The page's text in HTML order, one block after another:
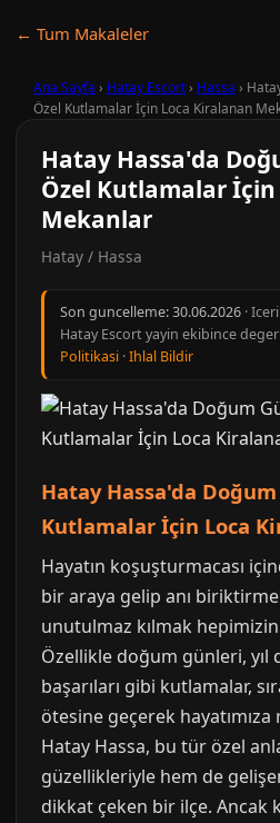
← Tum Makaleler
Ana Sayfa › Hatay Escort› Hassa ›
Özel Kutlamalar İçin Loca Kiralanan
Hatay Hassa'da
Özel Kutlamalar
Mekanlar
Hatay / Hassa
Son guncelleme:30.06.2026 ·
Hatay Escort yayin ekibince
Politikasi ·Ihlal Bildir
Hatay Hassa'da
Kutlamalar İçin Loca
Hayatın koşuşturmacası
bir araya gelip anı
unutulmaz kılmak
Özellikle doğum günleri, yıl
başarıları gibi kutlamalar,
ötesine geçerek
Hatay Hassa, bu tür özel
güzellikleriyle hem de
dikkat çeken bir ilçe. Ancak